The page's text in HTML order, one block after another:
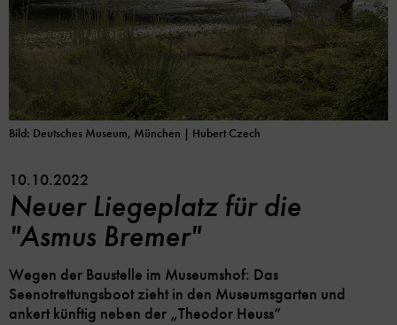
Bild: Deutsches Museum, München | Hubert Czech
10.10.2022
Neuer Liegeplatz für die
"Asmus Bremer"
Wegen der Baustelle im Museumshof: Das
Seenotrettungsboot zieht in den Museumsgarten und
ankert künftig neben der „Theodor Heuss“